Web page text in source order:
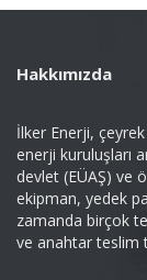
Hakkımızda
İlker Enerji,
enerji kuruluşları
devlet (EÜAŞ) ve
ekipman, yedek
zamanda birçok
ve anahtar teslim